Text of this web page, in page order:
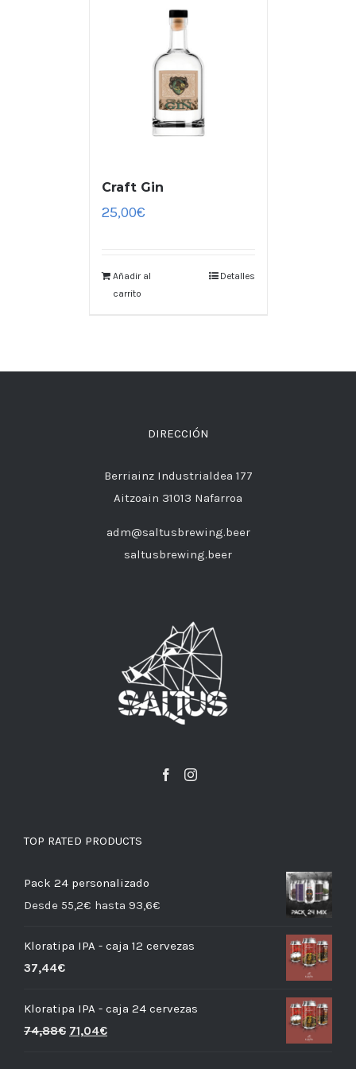
Craft Gin
25,00€
Añadir al
carrito
Detalles
DIRECCIÓN
Berriainz Industrialdea 177
Aitzoain 31013 Nafarroa
adm@saltusbrewing.beer
saltusbrewing.beer
TOP RATED PRODUCTS
Pack 24 personalizado
Desde 55,2€ hasta 93,6€
Kloratipa IPA - caja 12 cervezas
37,44€
Kloratipa IPA - caja 24 cervezas
74,88€ 71,04€